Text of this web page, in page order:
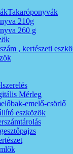
Takaróponyvák
210g
260 g
Mérleg
emelő-csörlő
eszközök